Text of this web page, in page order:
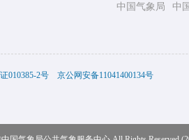
中国气象局 中
010385-2号 京公网安备11041400134号